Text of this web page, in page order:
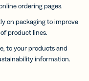
ordering pages.
on packaging to improve
product lines.
to your products and
information.